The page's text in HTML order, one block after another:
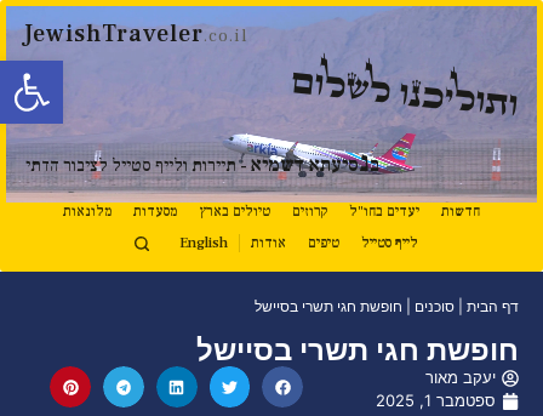
פתח
JewishTraveler.co.il
ותוליכנו לשלום
בנסיעתא דשמיא - תיירות ולייף סטייל לציבור הדתי
חדשות יעדים בחו"ל קרוזים טיולים בארץ מסעדות
מלונאות
לייף סטייל
טיפים אודות English
דף הבית סוכנים חופשת חגי תשרי בסיישל
חופשת חגי תשרי בסיישל
יעקב מאור
ספטמבר 1, 2025